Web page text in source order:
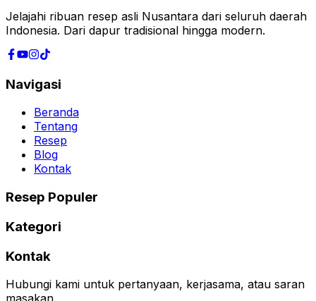
Jelajahi ribuan resep asli Nusantara dari seluruh daerah
Indonesia. Dari dapur tradisional hingga modern.
Navigasi
Beranda
Tentang
Resep
Blog
Kontak
Resep Populer
Kategori
Kontak
Hubungi kami untuk pertanyaan, kerjasama, atau saran